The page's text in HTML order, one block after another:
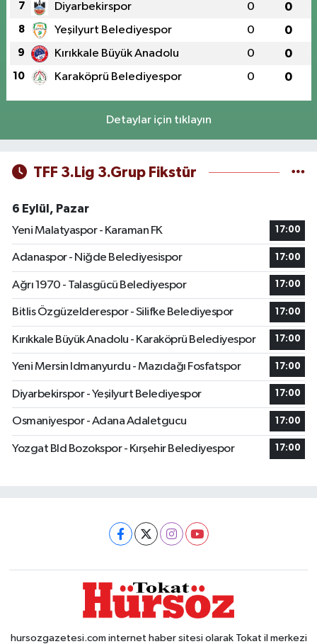
7 Diyarbekirspor 0 0
8 Yeşilyurt Belediyespor 0 0
9 Kırıkkale Büyük Anadolu 0 0
10 Karaköprü Belediyespor 0 0
Detaylar için tıklayın
TFF 3.Lig 3.Grup Fikstür
6 Eylül, Pazar
Yeni Malatyaspor - Karaman FK
17:00
Adanaspor - Niğde Belediyesispor 17:00
Ağrı 1970 - Talasgücü Belediyespor 17:00
Bitlis Özgüzelderespor - Silifke Belediyespor 17:00
Kırıkkale Büyük Anadolu - Karaköprü Belediyespor 17:00
Yeni Mersin Idmanyurdu - Mazıdağı Fosfatspor 17:00
Diyarbekirspor - Yeşilyurt Belediyespor 17:00
Osmaniyespor - Adana Adaletgucu 17:00
Yozgat Bld Bozokspor - Kırşehir Belediyespor 17:00
hursozgazetesi.com internet haber sitesi olarak Tokat il merkezi